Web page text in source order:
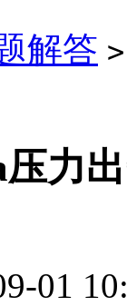
解答
力
01